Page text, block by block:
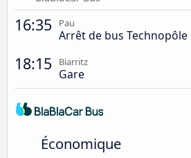
16:35 Pau
Arrêt de bus Technopôle
18:15 Biarritz
Gare
Économique